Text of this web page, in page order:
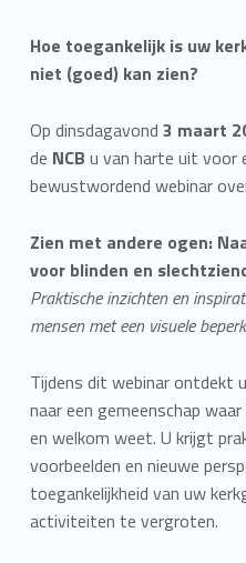
Hoe toegankelijk is uw
niet (goed) kan zien?
Op dinsdagavond 3 maart
de NCB u van harte uit voor
bewustwordend webinar
Zien met andere ogen:
voor blinden en
Praktische inzichten en
mensen met een visuele
Tijdens dit webinar ontdekt
naar een gemeenschap
en welkom weet. U krijgt
voorbeelden en nieuwe
toegankelijkheid van uw
activiteiten te vergroten.